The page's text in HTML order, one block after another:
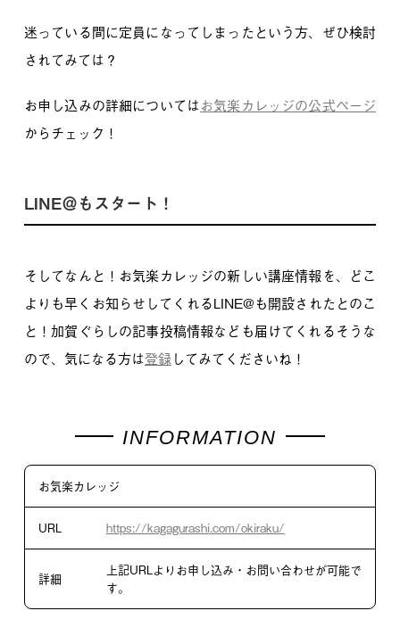
迷っている間に定員になってしまったという方、ぜひ検討
されてみては？
お申し込みの詳細についてはお気楽カレッジの公式ページ
からチェック！
LINE＠もスタート！
そしてなんと！ お気楽カレッジの新しい講座情報を、どこ
よりも早くお知らせしてくれるLINE@も開設されたとのこ
と！加賀ぐらしの記事投稿情報なども届けてくれるそうな
ので、気になる方は登録してみてくださいね！
お気楽カレッジ
URL https://kagagurashi.com/okiraku/
詳細
上記URLよりお申し込み・お問い合わせが可能で
す。